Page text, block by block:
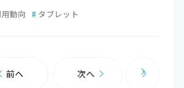
動向 # タブレット
前へ 次へ